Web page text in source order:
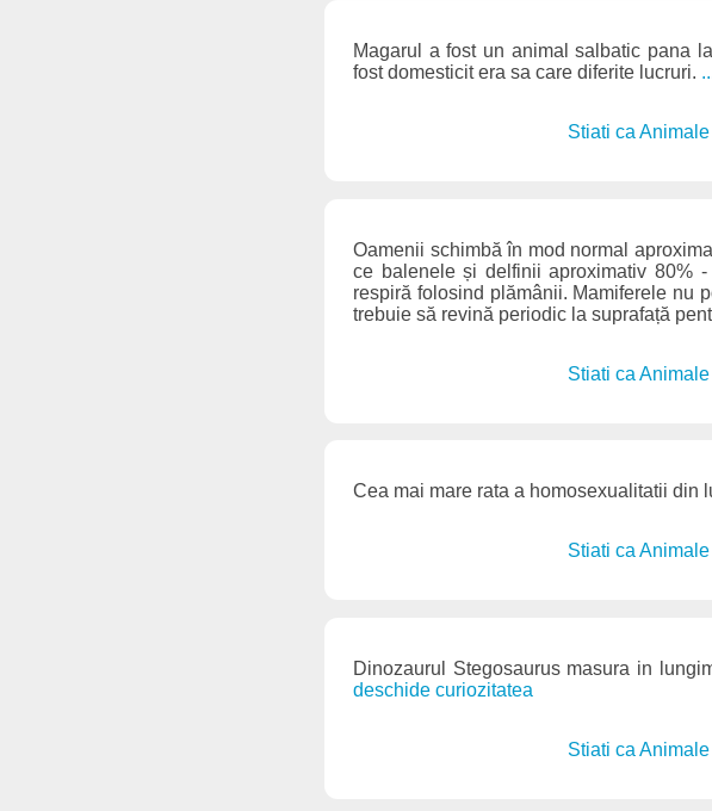
Magarul a fost un animal salbatic pana
fost domesticit era sa care diferite lucruri.
Stiati ca
Oamenii schimbă în mod normal
ce balenele și delfinii aproximativ 80%
respiră folosind plămânii. Mamiferele nu
trebuie să revină periodic la suprafață
Stiati ca Animale
Cea mai mare rata a homosexualitatii din
Stiati ca
Dinozaurul Stegosaurus masura in
deschide curiozitatea
Stiati ca Animale